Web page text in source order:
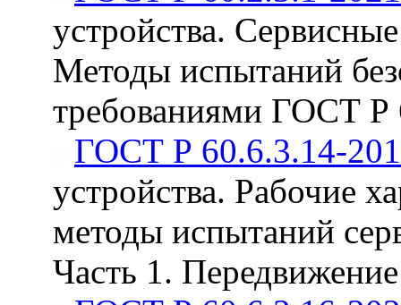
устройства.
Методы испытаний
требованиями ГОСТ Р
ГОСТ Р 60.6.3.14-
устройства. Рабочие
методы испытаний
Часть 1.